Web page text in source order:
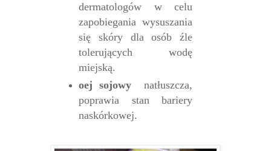
dermatologów w celu
zapobiegania wysuszania
się skóry dla osób źle
tolerujących wodę
miejską.
oej sojowy
natłuszcza,
poprawia stan bariery
naskórkowej.